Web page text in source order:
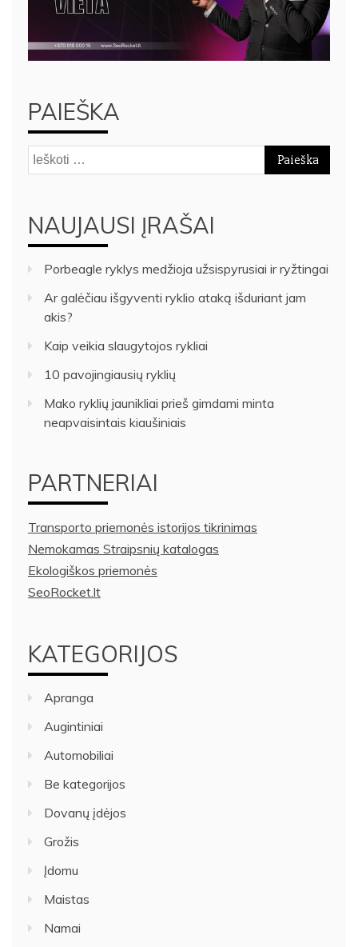
PAIEŠKA
Ieškoti:
NAUJAUSI ĮRAŠAI
Porbeagle ryklys medžioja užsispyrusiai ir ryžtingai
Ar galėčiau išgyventi ryklio ataką išduriant jam
akis?
Kaip veikia slaugytojos rykliai
10 pavojingiausių ryklių
Mako ryklių jaunikliai prieš gimdami minta
neapvaisintais kiaušiniais
PARTNERIAI
Transporto priemonės istorijos tikrinimas
Nemokamas Straipsnių katalogas
Ekologiškos priemonės
SeoRocket.lt
KATEGORIJOS
Apranga
Augintiniai
Automobiliai
Be kategorijos
Dovanų įdėjos
Grožis
Įdomu
Maistas
Namai